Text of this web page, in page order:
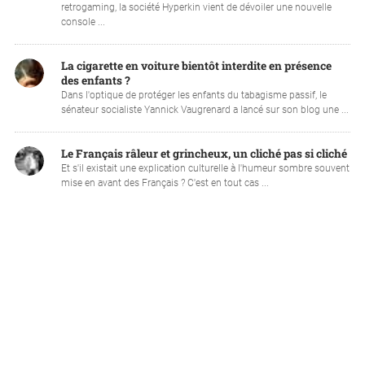
retrogaming, la société Hyperkin vient de dévoiler une nouvelle
console ...
La cigarette en voiture bientôt interdite en présence
des enfants ?
Dans l'optique de protéger les enfants du tabagisme passif, le
sénateur socialiste Yannick Vaugrenard a lancé sur son blog une ...
Le Français râleur et grincheux, un cliché pas si cliché
Et s'il existait une explication culturelle à l'humeur sombre souvent
mise en avant des Français ? C'est en tout cas ...